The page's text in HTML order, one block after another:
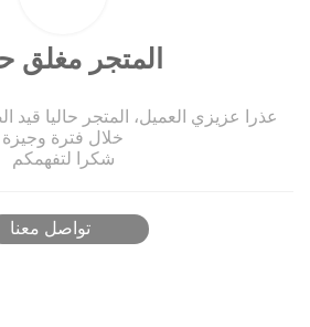
المتجر مغلق
عذرا عزيزي العميل، المتجر حاليا قيد
خلال فترة وجيزة
شكرا لتفهمكم
تواصل معنا